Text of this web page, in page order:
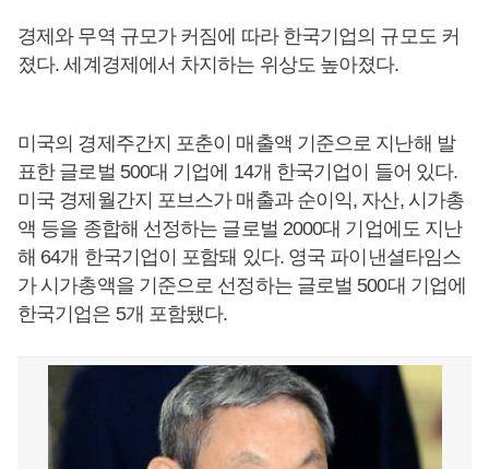
경제와 무역 규모가 커짐에 따라 한국기업의 규모도 커
졌다. 세계경제에서 차지하는 위상도 높아졌다.
미국의 경제주간지 포춘이 매출액 기준으로 지난해 발
표한 글로벌 500대 기업에 14개 한국기업이 들어 있다.
미국 경제월간지 포브스가 매출과 순이익, 자산, 시가총
액 등을 종합해 선정하는 글로벌 2000대 기업에도 지난
해 64개 한국기업이 포함돼 있다. 영국 파이낸셜타임스
가 시가총액을 기준으로 선정하는 글로벌 500대 기업에
한국기업은 5개 포함됐다.